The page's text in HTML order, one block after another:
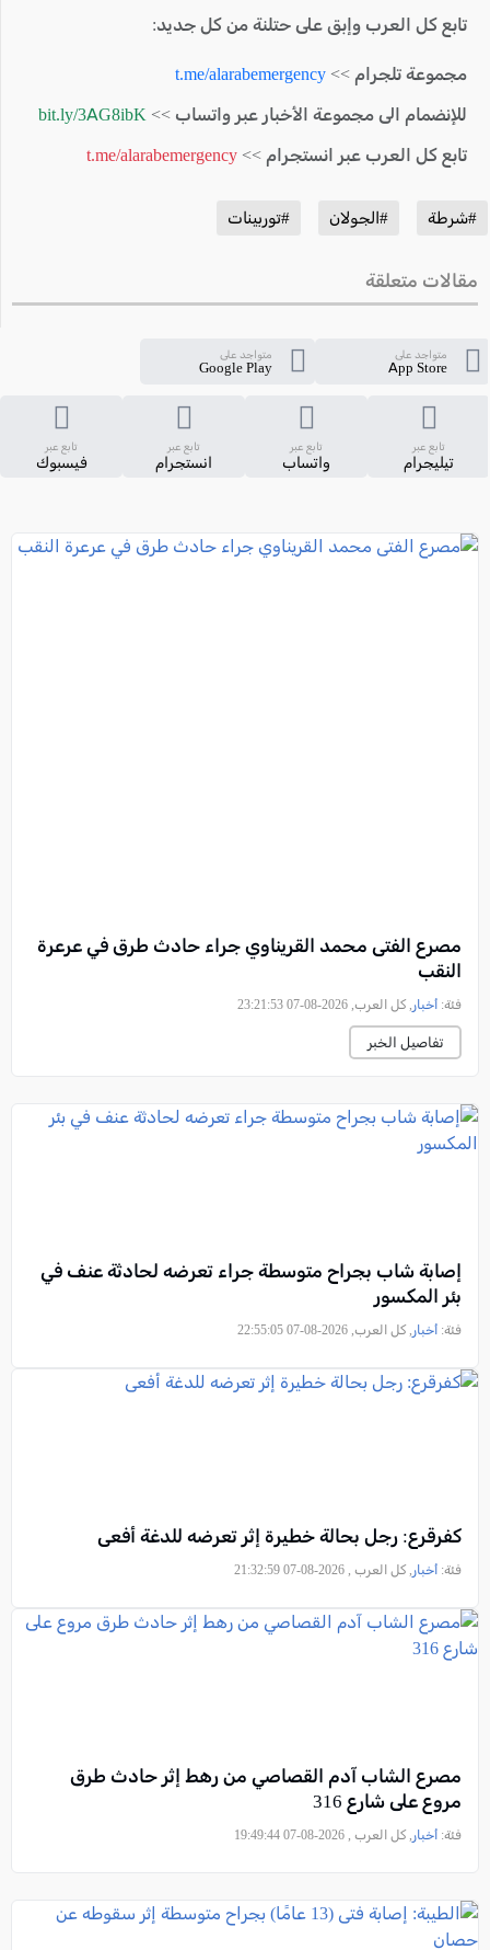
تابع كل العرب وإبق على حتلنة من كل جديد:
مجموعة تلجرام >> t.me/alarabemergency
للإنضمام الى مجموعة الأخبار عبر واتساب >> bit.ly/3AG8ibK
تابع كل العرب عبر انستجرام >> t.me/alarabemergency
#شرطة #الجولان #توربينات
مقالات متعلقة
متواجد على
App Store
متواجد على
Google Play
تابع عبر
تيليجرام
تابع عبر
واتساب
تابع عبر
انستجرام
تابع عبر
فيسبوك
مصرع الفتى محمد القريناوي جراء حادث طرق في عرعرة
النقب
فئة: أخبار , كل العرب, 2026-08-07 23:21:53
تفاصيل الخبر
إصابة شاب بجراح متوسطة جراء تعرضه لحادثة عنف في
بئر المكسور
فئة: أخبار , كل العرب, 2026-08-07 22:55:05
كفرقرع: رجل بحالة خطيرة إثر تعرضه للدغة أفعى
فئة: أخبار , كل العرب , 2026-08-07 21:32:59
مصرع الشاب آدم القصاصي من رهط إثر حادث طرق
مروع على شارع 316
فئة: أخبار , كل العرب , 2026-08-07 19:49:44